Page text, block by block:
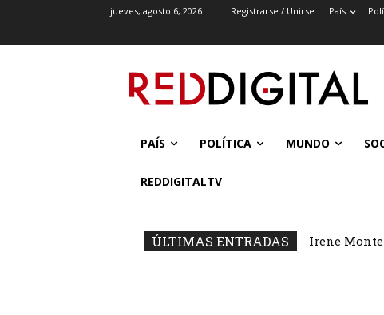
jueves, agosto 6, 2026 Registrarse / Unirse País
PAÍS POLÍTICA MUNDO
REDDIGITALTV
ÚLTIMAS ENTRADAS Irene